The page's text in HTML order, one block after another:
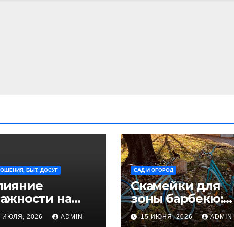
БЫТ, ДОСУГ
на
ИЮЛЯ, 2026 ADMIN
САД И ОГОРОД
Скамейки для
зоны барбекю:
удобство и
безопасность на
15 ИЮНЯ, 2026 ADMIN